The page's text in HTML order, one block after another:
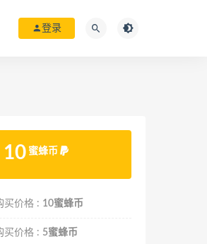
登录
10 蜜蜂币
买价格 : 10蜜蜂币
买价格 : 5蜜蜂币